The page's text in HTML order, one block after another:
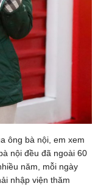
ông bà nội, em xem
nội đều đã ngoài 60
năm, mỗi ngày
nhập viện thăm